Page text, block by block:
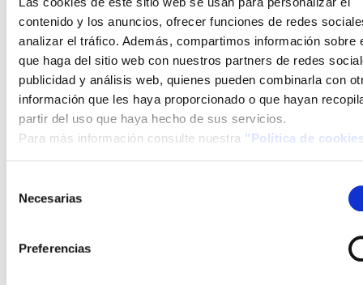
contenido y los anuncios, ofrecer funciones de redes
analizar el tráfico. Además, compartimos información sobre
que haga del sitio web con nuestros partners de redes
publicidad y análisis web, quienes pueden combinarla con
información que les haya proporcionado o que hayan
partir del uso que haya hecho de sus servicios.
Para más información consulte nuestra "Política de
Necesarias
Preferencias
PROYECTO
METAVERSO
NOTICIAS 25 OCTUBRE 2022
El día 21 de octubre de 2022 ha
tenido lugar la reunión de
lanzamiento oficial del proyecto